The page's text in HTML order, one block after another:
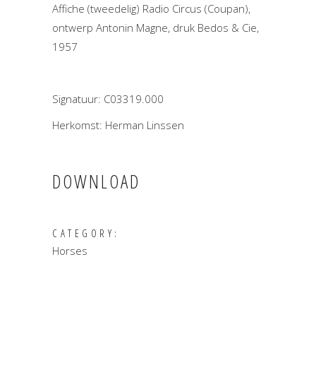
Affiche (tweedelig) Radio Circus (Coupan),
ontwerp Antonin Magne, druk Bedos & Cie,
1957
Signatuur: C03319.000
Herkomst: Herman Linssen
DOWNLOAD
CATEGORY:
Horses